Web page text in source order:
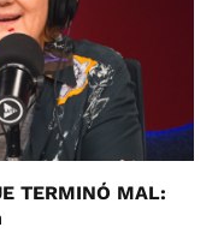
TERMINÓ MAL: